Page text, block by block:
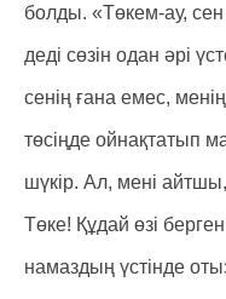
болды. «Төкем-ау,
деді сөзін одан әрі
сенің ғана емес,
төсіңде ойнақтатып
шүкір. Ал, мені
Төке! Құдай өзі
намаздың үстінде